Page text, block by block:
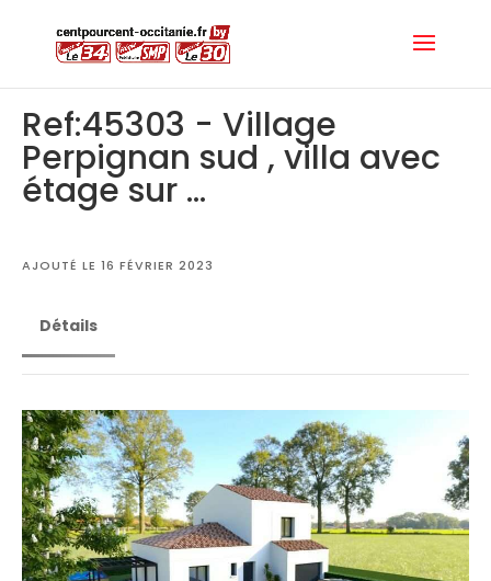
Ref:45303 - Village
Perpignan sud , villa avec
étage sur ...
AJOUTÉ LE 16 FÉVRIER 2023
Détails